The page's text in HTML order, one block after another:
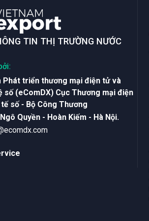
TIN THỊ TRƯỜNG NƯỚC
Phát triển thương mại điện tử và
số (eComDX) Cục Thương mại điện
số - Bộ Công Thương
Quyền - Hoàn Kiếm - Hà Nội.